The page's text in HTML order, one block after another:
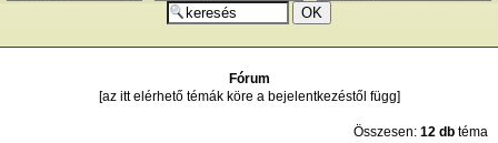
Fórum
[az itt elérhető témák köre a bejelentkezéstől függ]
Összesen:12 db téma